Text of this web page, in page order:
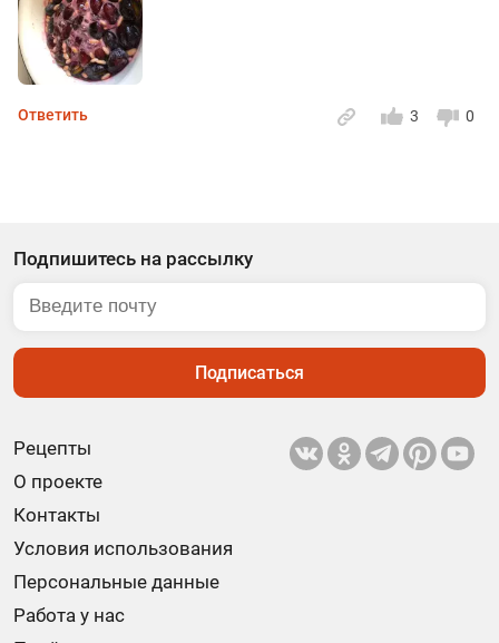
0
3
Ответить
Рецепты
О проекте
Контакты
Условия использования
Персональные данные
Работа у нас
Подпишитесь на рассылку
Подписаться